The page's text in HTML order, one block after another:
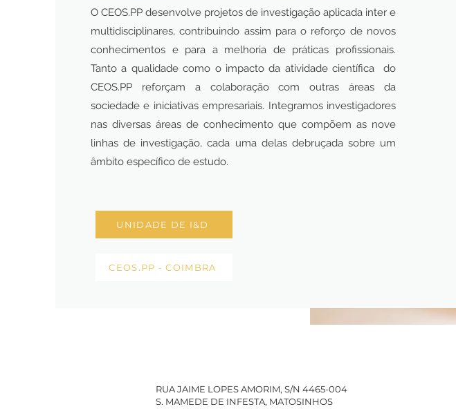
O CEOS.PP desenvolve projetos de investigação aplicada inter e
multidisciplinares, contribuindo assim para o reforço de novos
conhecimentos e para a melhoria de práticas profissionais.
Tanto a qualidade como o impacto da atividade científica do
CEOS.PP reforçam a colaboração com outras áreas da
sociedade e iniciativas empresariais. Integramos investigadores
nas diversas áreas de conhecimento que compõem as nove
linhas de investigação, cada uma delas debruçada sobre um
âmbito específico de estudo.
UNIDADE DE I&D
CEOS.PP - COIMBRA
RUA JAIME LOPES AMORIM, S/N 4465-004
S. MAMEDE DE INFESTA, MATOSINHOS